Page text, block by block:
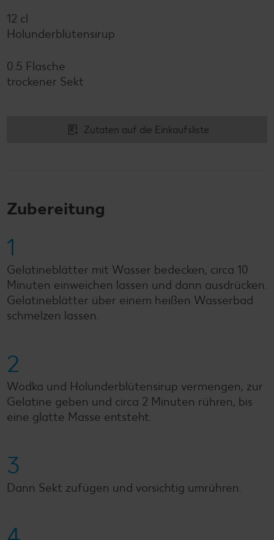
12 cl
Holunderblütensirup
0.5 Flasche
trockener Sekt
Zutaten auf die Einkaufsliste
Zubereitung
1
Gelatineblätter mit Wasser bedecken, circa 10
Minuten einweichen lassen und dann ausdrücken.
Gelatineblätter über einem heißen Wasserbad
schmelzen lassen.
2
Wodka und Holunderblütensirup vermengen, zur
Gelatine geben und circa 2 Minuten rühren, bis
eine glatte Masse entsteht.
3
Dann Sekt zufügen und vorsichtig umrühren.